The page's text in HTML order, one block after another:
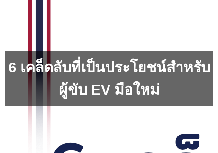
6 เคล็ดลับที่เป็นประโยชน์สำหรับ
ผู้ขับ EV มือใหม่